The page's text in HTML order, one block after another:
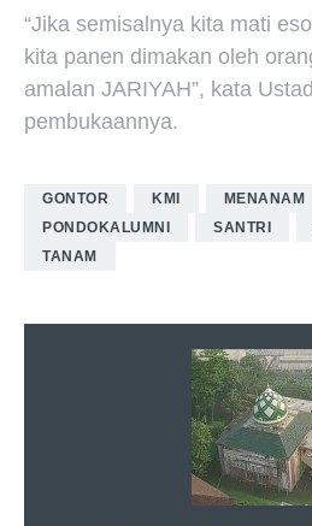
“Jika semisalnya kita mati
kita panen dimakan oleh
amalan JARIYAH”, kata
pembukaannya.
GONTOR KMI MENANAM
PONDOKALUMNI
SANTRI
TANAM